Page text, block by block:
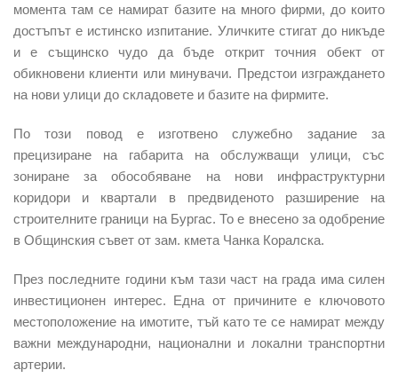
момента там се намират базите на много фирми, до които
достъпът е истинско изпитание. Уличките стигат до никъде
и е същинско чудо да бъде открит точния обект от
обикновени клиенти или минувачи. Предстои изграждането
на нови улици до складовете и базите на фирмите.
По този повод е изготвено служебно задание за
прецизиране на габарита на обслужващи улици, със
зониране за обособяване на нови инфраструктурни
коридори и квартали в предвиденото разширение на
строителните граници на Бургас. То е внесено за одобрение
в Общинския съвет от зам. кмета Чанка Коралска.
През последните години към тази част на града има силен
инвестиционен интерес. Една от причините е ключовото
местоположение на имотите, тъй като те се намират между
важни международни, национални и локални транспортни
артерии.